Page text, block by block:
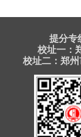
提分专
校址一：
校址二：郑